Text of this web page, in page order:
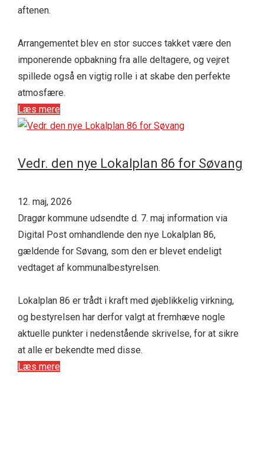
aftenen.
Arrangementet blev en stor succes takket være den
imponerende opbakning fra alle deltagere, og vejret
spillede også en vigtig rolle i at skabe den perfekte
atmosfære.
Læs mere
Vedr. den nye Lokalplan 86 for Søvang
12. maj, 2026
Dragør kommune udsendte d. 7. maj information via
Digital Post omhandlende den nye Lokalplan 86,
gældende for Søvang, som den er blevet endeligt
vedtaget af kommunalbestyrelsen.
Lokalplan 86 er trådt i kraft med øjeblikkelig virkning,
og bestyrelsen har derfor valgt at fremhæve nogle
aktuelle punkter i nedenstående skrivelse, for at sikre
at alle er bekendte med disse.
Læs mere